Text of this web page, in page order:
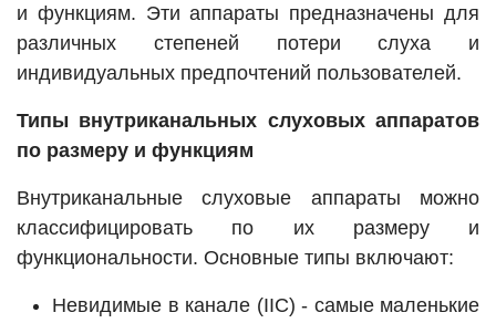
и функциям. Эти аппараты предназначены для
различных степеней потери слуха и
индивидуальных предпочтений пользователей.
Типы внутриканальных слуховых аппаратов
по размеру и функциям
Внутриканальные слуховые аппараты можно
классифицировать по их размеру и
функциональности. Основные типы включают:
Невидимые в канале (IIC) - самые маленькие